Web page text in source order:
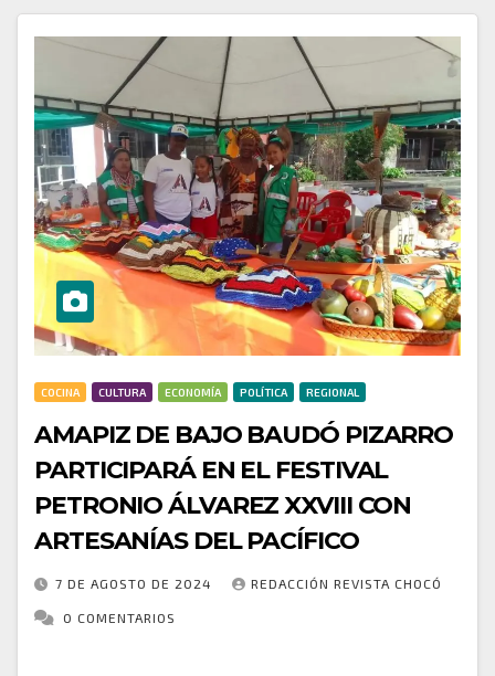
COCINA CULTURA ECONOMÍA POLÍTICA REGIONAL
AMAPIZ DE BAJO BAUDÓ PIZARRO
PARTICIPARÁ EN EL FESTIVAL
PETRONIO ÁLVAREZ XXVIII CON
ARTESANÍAS DEL PACÍFICO
7 DE AGOSTO DE 2024 REDACCIÓN REVISTA CHOCÓ
0 COMENTARIOS